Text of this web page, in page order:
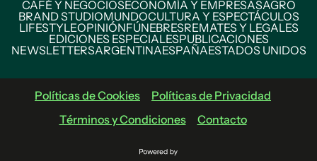
CAFÉ Y NEGOCIOSECONOMÍA Y EMPRESASAGRO
BRAND STUDIOMUNDOCULTURA Y ESPECTÁCULOS
LIFESTYLEOPINIÓNFÚNEBRESREMATES Y LEGALES
EDICIONES ESPECIALESPUBLICACIONES
NEWSLETTERSARGENTINAESPAÑAESTADOS UNIDOS
Políticas de Cookies
Políticas de Privacidad
Términos y Condiciones
Contacto